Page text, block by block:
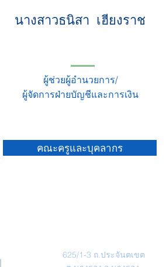
นางสาวธนิสา เฮียงราช
ผู้ช่วยผู้อำนวยการ/
ผู้จัดการฝ่ายบัญชีและการเงิน
คณะครูและบุคลากร
625/1-3 ถ.ประจันตเขต